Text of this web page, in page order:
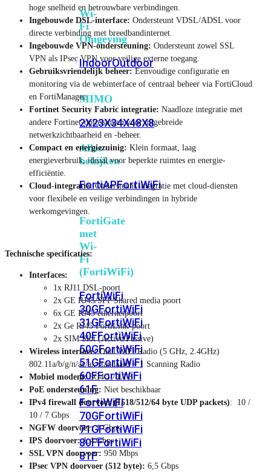
Wi-
Fi
Omgeving
IndoorOutdoor
MIMO
2X23X34X48X8
Alles
bekijken
FortiAPFortiWiFi
FortiGate
met
Wi-
Fi
(FortiWiFi)
FortiWiFi
30GFortiWiFi
31GFortiWiFi
40FFortiWiFi
50GFortiWiFi
51GFortiWiFi
60FFortiWiFi
61F
FortiWiFi
70GFortiWiFi
71GFortiWiFi
80FFortiWiFi
81F
hoge snelheid en betrouwbare verbindingen.
Ingebouwde DSL-interface: Ondersteunt VDSL/ADSL voor
directe verbinding met breedbandinternet.
Ingebouwde VPN-ondersteuning: Ondersteunt zowel SSL
VPN als IPsec VPN voor veilige externe toegang.
Gebruiksvriendelijk beheer: Eenvoudige configuratie en
monitoring via de webinterface of centraal beheer via FortiCloud
en FortiManager.
Fortinet Security Fabric integratie: Naadloze integratie met
andere Fortinet-oplossingen voor uitgebreide
netwerkzichtbaarheid en -beheer.
Compact en energiezuinig: Klein formaat, laag
energieverbruik, ideaal voor beperkte ruimtes en energie-
efficiëntie.
Cloud-integratie:Ondersteunt integratie met cloud-diensten
voor flexibele en veilige verbindingen in hybride
werkomgevingen.
Technische specificaties:
Interfaces:
1x RJ11 DSL-poort
2x GE RJ45/SFP Shared media poort
6x GE RJ45 ethernetpoort
2x Ge RJ45 FortiLink-poort
2x SIM Slot (Active/Passive)
Wireless interface:Dual WiFi Radio (5 GHz, 2.4GHz)
802.11a/b/g/n/ac/ax standaard + 1 Scanning Radio
Mobiel modem:3G4G / LTE
PoE ondersteuning: Niet beschikbaar
IPv4 firewall doorvoer (1518/512/64 byte UDP packets): 10 /
10 / 7 Gbps
NGFW doorvoer:1 Gbps
IPS doorvoer:1,4 Gbps
SSL VPN doorvoer: 950 Mbps
IPsec VPN doorvoer (512 byte): 6,5 Gbps